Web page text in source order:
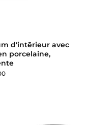
d'intērieur avec
porcelaine,